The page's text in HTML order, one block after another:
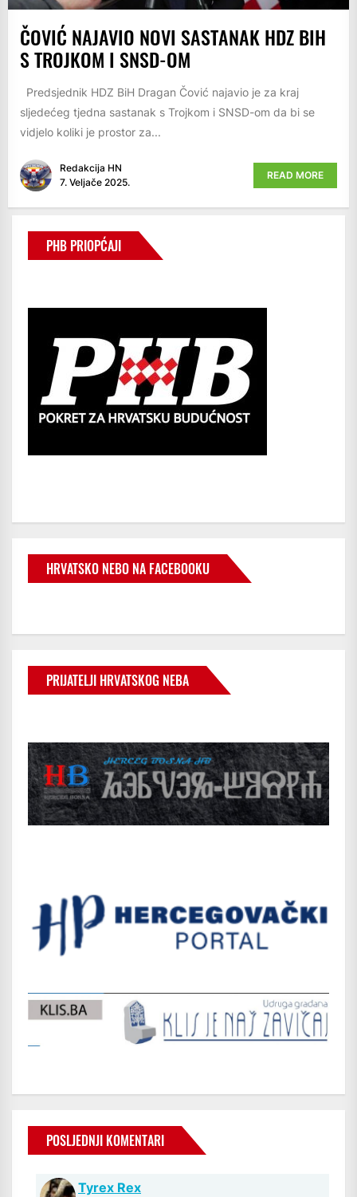
ČOVIĆ NAJAVIO NOVI SASTANAK HDZ BIH
S TROJKOM I SNSD-OM
Predsjednik HDZ BiH Dragan Čović najavio je za kraj
sljedećeg tjedna sastanak s Trojkom i SNSD-om da bi se
vidjelo koliki je prostor za...
Redakcija HN
7. Veljače 2025.
READ MORE
PHB PRIOPĆAJI
HRVATSKO NEBO NA FACEBOOKU
PRIJATELJI HRVATSKOG NEBA
POSLJEDNJI KOMENTARI
Tyrex Rex